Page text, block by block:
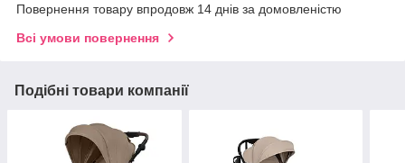
Повернення товару впродовж 14 днів за домовленістю
Всі умови повернення
Подібні товари компанії